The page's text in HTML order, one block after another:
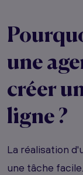
une
créer
ligne ?
La réalisation
une tâche